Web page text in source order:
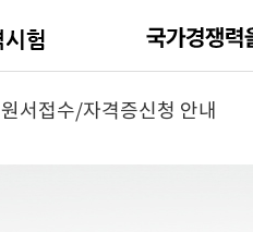
원서접수/자격증신청 안내